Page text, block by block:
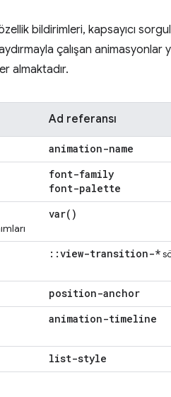
bildirimleri, kapsayıcı
çalışan animasyonlar
almaktadır.
Ad referansı
animation-name
font-family
font-palette
var( )
::view-transition-*
position-anchor
animation-timeline
list-style